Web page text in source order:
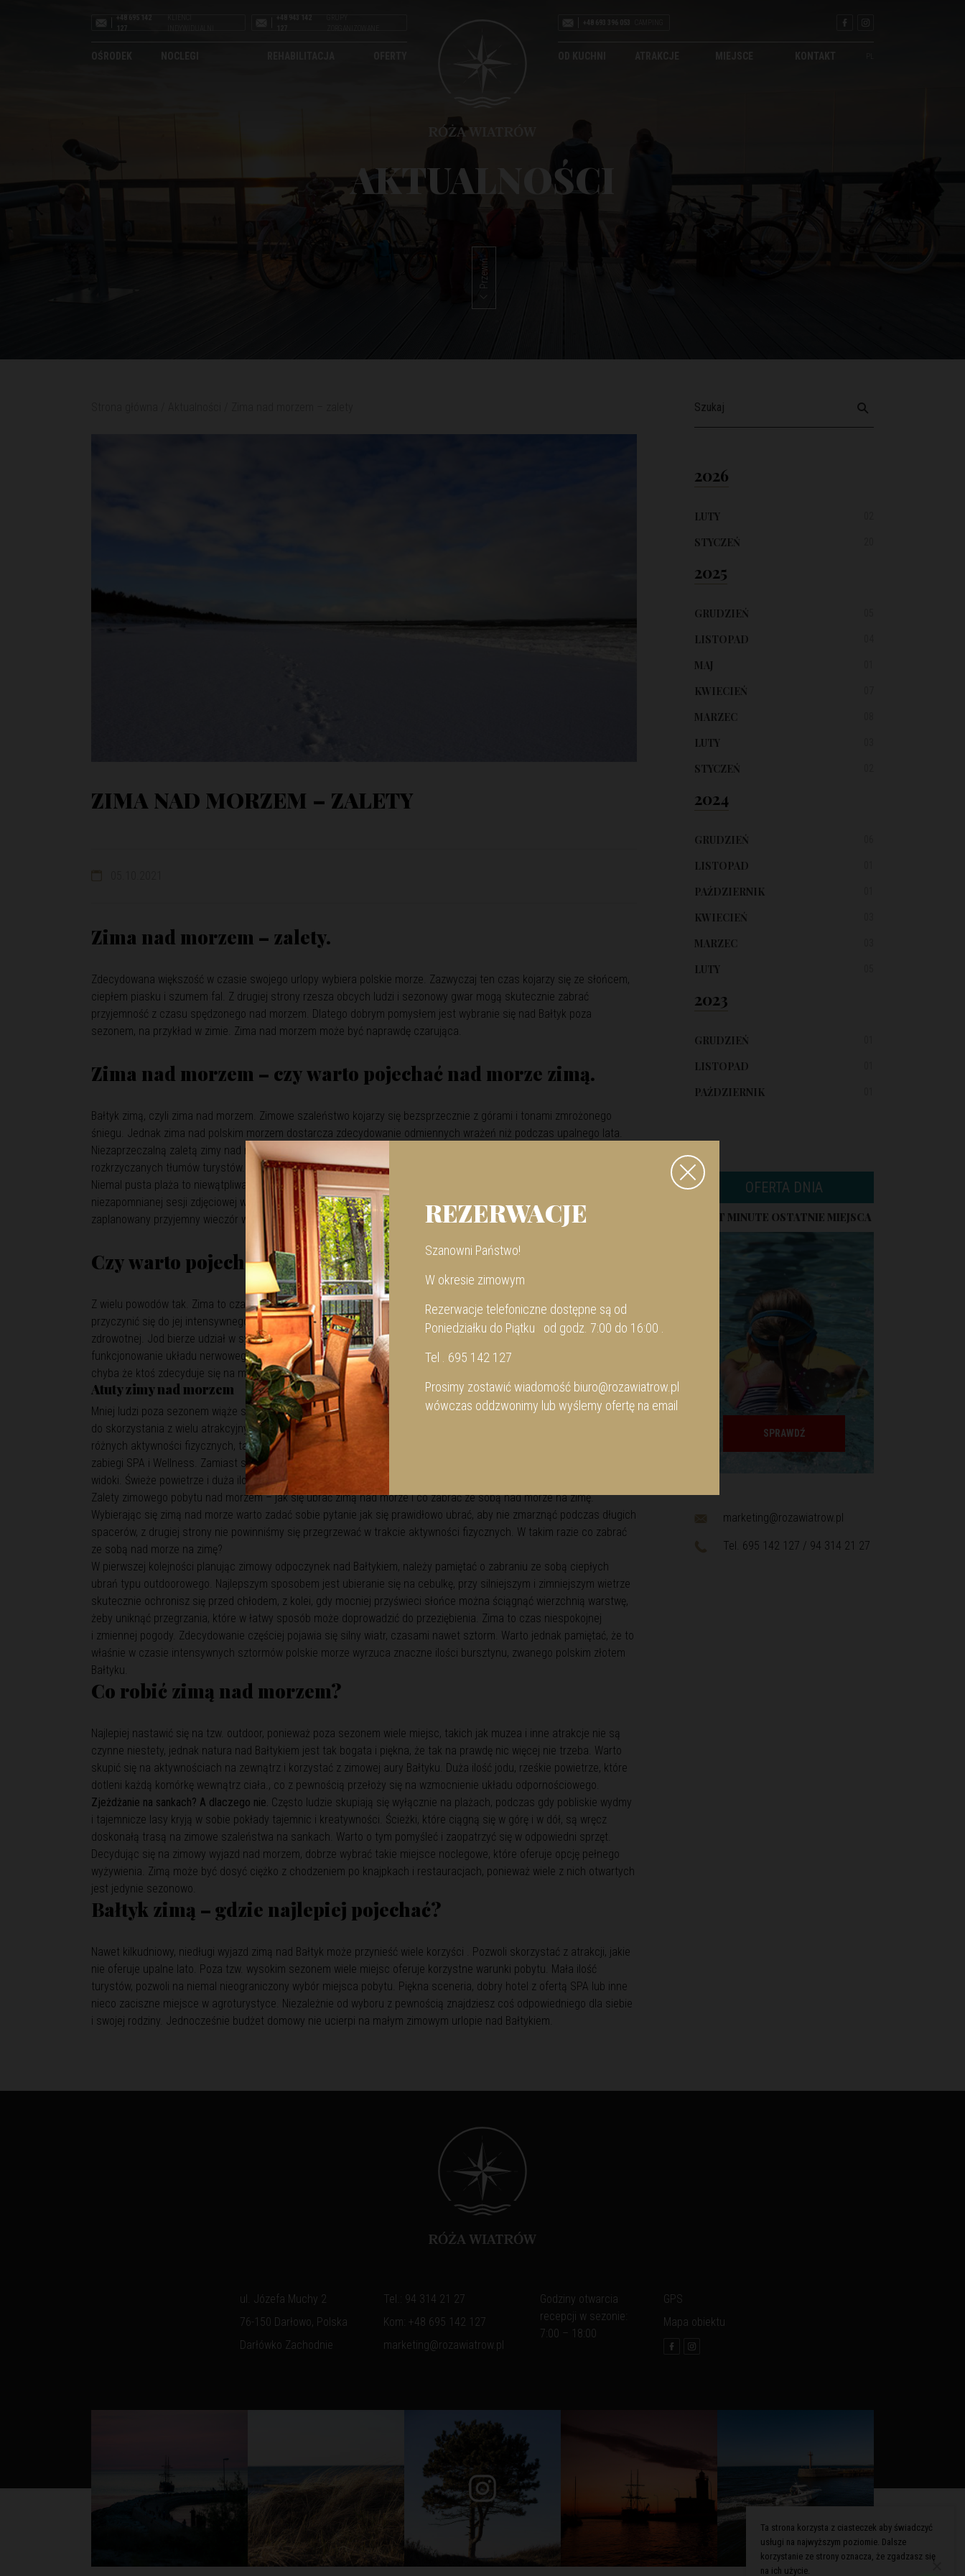
127
AKTUALNOŚCI
Przewiń
ZIMA NAD MORZEM – ZALETY
Zima nad morzem – zalety.
Zdecydowana większość w czasie swojego urlopy wybiera polskie morze. Zazwyczaj ten czas kojarzy się ze słońcem,
ciepłem piasku i szumem fal. Z drugiej strony rzesza obcych ludzi i sezonowy gwar mogą skutecznie zabrać
przyjemność z czasu spędzonego nad morzem. Dlatego dobrym pomysłem jest wybranie się nad Bałtyk poza
sezonem, na przykład w zimie. Zima nad morzem może być naprawdę czarująca.
Zima nad morzem – czy warto pojechać nad morze zimą.
Bałtyk zimą, czyli zima nad morzem. Zimowe szaleństwo kojarzy się bezsprzecznie z górami i tonami zmrożonego
śniegu. Jednak zima nad polskim morzem dostarcza zdecydowanie odmiennych wrażeń niż podczas upalnego lata.
Niezaprzeczalną zaletą zimy nad morzem jest cisza i niczym niezmącony spokój, który związany jest z brakiem
rozkrzyczanych tłumów turystów.
Niemal pusta plaża to niewątpliwa zaleta zimowego pobytu nad morzem. Jest doskonałym pomysłem na zrealizowanie
niezapomnianej sesji zdjęciowej w świetle zachodzącego słońca. Chyba nie ma nic bardziej denerwującego jak
zaplanowany przyjemny wieczór we dwoje, a wokół nic tylko dziecięce krzyki, niezliczona ilość parawanów i ludzi.
Czy warto pojechać nad morze zimą?
Z wielu powodów tak. Zima to czas kiedy każdy walczy z obniżeniem swojej odporności, a duże stężenie jodu może
przyczynić się do jej intensywnego wzmocnienia. Jod zimą nad morzem to klucz do zachowania dobrej kondycji
zdrowotnej. Jod bierze udział w syntezie ważnych hormonów, poprawia krążenie oraz wspiera prawidłowe
funkcjonowanie układu nerwowego oraz metabolizm. Chociaż zimowy czas nie pozwala na liczne morskie kąpiele (no
chyba że ktoś zdecyduje się na morsowanie), z pewnością dużo przyjemności dostarczą długie spacery po plaży.
Atuty zimy nad morzem
Mniej ludzi poza sezonem wiąże się również z dużo przystępniejszymi cenami. Zima nad morzem to okazja
do skorzystania z wielu atrakcyjnych promocji i różnorodnych rabatów. Zimowy okres to świetne warunki do uprawiania
różnych aktywności fizycznych, takich jak nordic walking, jazda na rowerze czy jogging. Wiele hoteli oferuje również
zabiegi SPA i Wellness. Zamiast siedzieć wyłącznie we własnym pokoju wybierz się na zewnątrz podziwiać piękne
widoki. Świeże powietrze i duża ilość endorfin, sprawią że poczujesz się znacznie lepiej.
Zalety zimowego pobytu nad morzem – jak się ubrać zimą nad morze i co zabrać ze sobą nad morze na zimę.
Wybierając się zimą nad morze warto zadać sobie pytanie jak się prawidłowo ubrać, aby nie zmarznąć podczas długich
spacerów, z drugiej strony nie powinniśmy się przegrzewać w trakcie aktywności fizycznych. W takim razie co zabrać
ze sobą nad morze na zimę?
W pierwszej kolejności planując zimowy odpoczynek nad Bałtykiem, należy pamiętać o zabraniu ze sobą ciepłych
ubrań typu outdoorowego. Najlepszym sposobem jest ubieranie się na cebulkę, przy silniejszym i zimniejszym wietrze
skutecznie ochronisz się przed chłodem, z kolei, gdy mocniej przyświeci słońce można ściągnąć wierzchnią warstwę,
żeby uniknąć przegrzania, które w łatwy sposób może doprowadzić do przeziębienia. Zima to czas niespokojnej
i zmiennej pogody. Zdecydowanie częściej pojawia się silny wiatr, czasami nawet sztorm. Warto jednak pamiętać, że to
właśnie w czasie intensywnych sztormów polskie morze wyrzuca znaczne ilości bursztynu, zwanego polskim złotem
Bałtyku.
Co robić zimą nad morzem?
Najlepiej nastawić się na tzw. outdoor, ponieważ poza sezonem wiele miejsc, takich jak muzea i inne atrakcje nie są
czynne niestety, jednak natura nad Bałtykiem jest tak bogata i piękna, że tak na prawdę nic więcej nie trzeba. Warto
skupić się na aktywnościach na zewnątrz i korzystać z zimowej aury Bałtyku. Duża ilość jodu, rześkie powietrze, które
dotleni każdą komórkę wewnątrz ciała., co z pewnością przełoży się na wzmocnienie układu odpornościowego.
Zjeżdżanie na sankach? A dlaczego nie. Często ludzie skupiają się wyłącznie na plażach, podczas gdy pobliskie wydmy
i tajemnicze lasy kryją w sobie pokłady tajemnic i kreatywności. Ścieżki, które ciągną się w górę i w dół, są wręcz
doskonałą trasą na zimowe szaleństwa na sankach. Warto o tym pomyśleć i zaopatrzyć się w odpowiedni sprzęt.
Decydując się na zimowy wyjazd nad morzem, dobrze wybrać takie miejsce noclegowe, które oferuje opcję pełnego
wyżywienia. Zimą może być dosyć ciężko z chodzeniem po knajpkach i restauracjach, ponieważ wiele z nich otwartych
jest jedynie sezonowo.
Bałtyk zimą – gdzie najlepiej pojechać?
Nawet kilkudniowy, niedługi wyjazd zimą nad Bałtyk może przynieść wiele korzyści . Pozwoli skorzystać z atrakcji, jakie
nie oferuje upalne lato. Poza tzw. wysokim sezonem wiele miejsc oferuje korzystne warunki pobytu. Mała ilość
turystów, pozwoli na niemal nieograniczony wybór miejsca pobytu. Piękna sceneria, dobry hotel z ofertą SPA lub inne
nieco zaciszne miejsce w agroturystyce. Niezależnie od wyboru z pewnością znajdziesz coś odpowiedniego dla siebie
i swojej rodziny. Jednocześnie budżet domowy nie ucierpi na małym zimowym urlopie nad Bałtykiem.
2026
LUTY
STYCZEŃ
2025
GRUDZIEŃ
LISTOPAD
MAJ
KWIECIEŃ
MARZEC
LUTY
STYCZEŃ
2024
GRUDZIEŃ
LISTOPAD
PAŹDZIERNIK
KWIECIEŃ
MARZEC
LUTY
2023
GRUDZIEŃ
LISTOPAD
PAŹDZIERNIK
OFERTA DNIA
LAST MINUTE OSTATNIE MIEJSCA
SPRAWDŹ
marketing@rozawiatrow.pl
Tel. 695 142 127 / 94 314 21 27
ul. Józefa Muchy 2
76-150 Darłowo, Polska
Darłówko Zachodnie
Tel.: 94 314 21 27
Kom: +48 695 142 127
marketing@rozawiatrow.pl
Godziny otwarcia
recepcji w sezonie:
7:00 – 18:00
GPS
Mapa obiektu
REZERWACJE
Szanowni Państwo!
W okresie zimowym
Rezerwacje telefoniczne dostępne są od
Poniedziałku do Piątku od godz. 7:00 do 16:00 .
Tel . 695 142 127
Prosimy zostawić wiadomość biuro@rozawiatrow.pl
wówczas oddzwonimy lub wyślemy ofertę na email
Ta strona korzysta z ciasteczek aby świadczyć
usługi na najwyższym poziomie. Dalsze
korzystanie ze strony oznacza, że zgadzasz się
na ich użycie.